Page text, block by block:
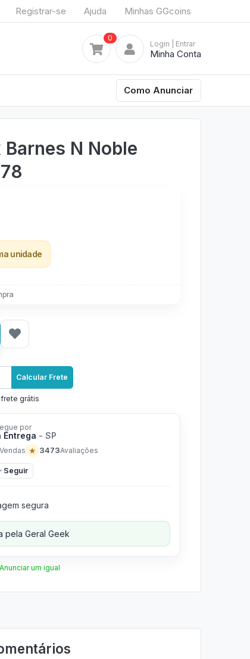
Registrar-se Ajuda Minhas GGcoins
0
Login | Entrar
Minha Conta
Como Anunciar
N Noble
unidade
Calcular Frete
grátis
por
Entrega - SP
Vendas ★ 3473Avaliações
Seguir
segura
pela Geral Geek
Anunciar um igual